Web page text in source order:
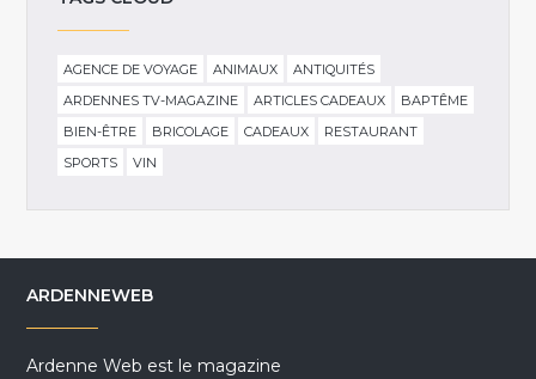
AGENCE DE VOYAGE ANIMAUX
ANTIQUITÉS
ARDENNES TV-MAGAZINE
ARTICLES CADEAUX
BAPTÊME
BIEN-ÊTRE
BRICOLAGE CADEAUX
RESTAURANT
SPORTS
VIN
ARDENNEWEB
Ardenne Web est le magazine